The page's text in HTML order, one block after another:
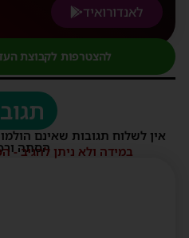
לאנדורואיד
להצטרפות לקבוצת
אין לשלוח תגובות שאינם
הסתה
במידה ולא ניתן להגיב -